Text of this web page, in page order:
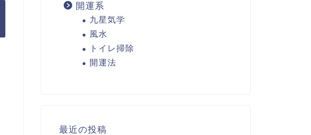
開運系
九星気学
風水
トイレ掃除
開運法
最近の投稿